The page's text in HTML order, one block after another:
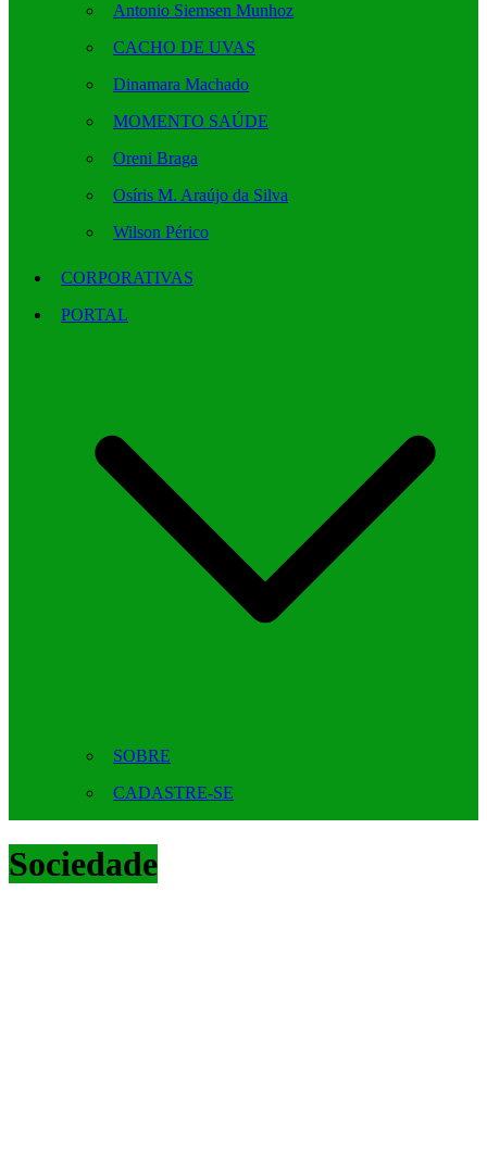
Antonio Siemsen Munhoz
CACHO DE UVAS
Dinamara Machado
MOMENTO SAÚDE
Oreni Braga
Osíris M. Araújo da Silva
Wilson Périco
CORPORATIVAS
PORTAL
SOBRE
CADASTRE-SE
Sociedade